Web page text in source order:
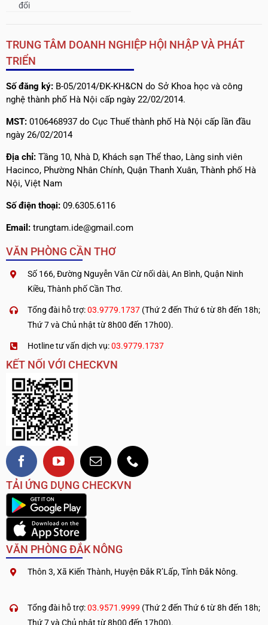
đổi
TRUNG TÂM DOANH NGHIỆP HỘI NHẬP VÀ PHÁT
TRIỂN
Số đăng ký: B-05/2014/ĐK-KH&CN do Sở Khoa học và công
nghệ thành phố Hà Nội cấp ngày 22/02/2014.
MST: 0106468937 do Cục Thuế thành phố Hà Nội cấp lần đầu
ngày 26/02/2014
Địa chỉ: Tầng 10, Nhà D, Khách sạn Thể thao, Làng sinh viên
Hacinco, Phường Nhân Chính, Quận Thanh Xuân, Thành phố Hà
Nội, Việt Nam
Số điện thoại: 09.6305.6116
Email: trungtam.ide@gmail.com
VĂN PHÒNG CẦN THƠ
Số 166, Đường Nguyễn Văn Cừ nối dài, An Bình, Quận Ninh
Kiều, Thành phố Cần Thơ.
Tổng đài hỗ trợ:03.9779.1737 (Thứ 2 đến Thứ 6 từ 8h đến 18h;
Thứ 7 và Chủ nhật từ 8h00 đến 17h00).
Hotline tư vấn dịch vụ:03.9779.1737
KẾT NỐI VỚI CHECKVN
TẢI ỨNG DỤNG CHECKVN
VĂN PHÒNG ĐẮK NÔNG
Thôn 3, Xã Kiến Thành, Huyện Đắk R’Lấp, Tỉnh Đắk Nông.
Tổng đài hỗ trợ:03.9571.9999 (Thứ 2 đến Thứ 6 từ 8h đến 18h;
Thứ 7 và Chủ nhật từ 8h00 đến 17h00).